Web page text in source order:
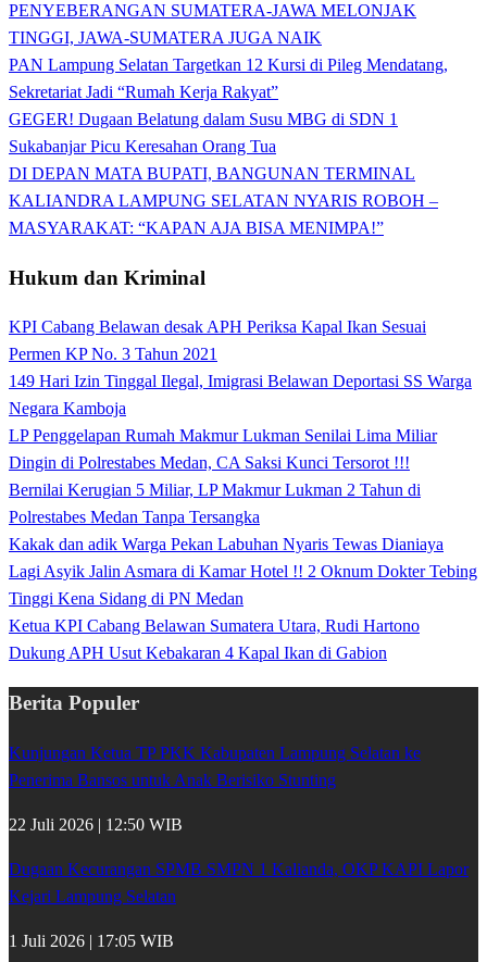
PENYEBERANGAN SUMATERA-JAWA MELONJAK
TINGGI, JAWA-SUMATERA JUGA NAIK
PAN Lampung Selatan Targetkan 12 Kursi di Pileg Mendatang,
Sekretariat Jadi “Rumah Kerja Rakyat”
GEGER! Dugaan Belatung dalam Susu MBG di SDN 1
Sukabanjar Picu Keresahan Orang Tua
DI DEPAN MATA BUPATI, BANGUNAN TERMINAL
KALIANDRA LAMPUNG SELATAN NYARIS ROBOH –
MASYARAKAT: “KAPAN AJA BISA MENIMPA!”
Hukum dan Kriminal
KPI Cabang Belawan desak APH Periksa Kapal Ikan Sesuai
Permen KP No. 3 Tahun 2021
149 Hari Izin Tinggal Ilegal, Imigrasi Belawan Deportasi SS Warga
Negara Kamboja
LP Penggelapan Rumah Makmur Lukman Senilai Lima Miliar
Dingin di Polrestabes Medan, CA Saksi Kunci Tersorot !!!
Bernilai Kerugian 5 Miliar, LP Makmur Lukman 2 Tahun di
Polrestabes Medan Tanpa Tersangka
Kakak dan adik Warga Pekan Labuhan Nyaris Tewas Dianiaya
Lagi Asyik Jalin Asmara di Kamar Hotel !! 2 Oknum Dokter Tebing
Tinggi Kena Sidang di PN Medan
Ketua KPI Cabang Belawan Sumatera Utara, Rudi Hartono
Dukung APH Usut Kebakaran 4 Kapal Ikan di Gabion
Berita Populer
Kunjungan Ketua TP PKK Kabupaten Lampung Selatan ke
Penerima Bansos untuk Anak Berisiko Stunting
22 Juli 2026 | 12:50 WIB
Dugaan Kecurangan SPMB SMPN 1 Kalianda, OKP KAPI Lapor
Kejari Lampung Selatan
1 Juli 2026 | 17:05 WIB